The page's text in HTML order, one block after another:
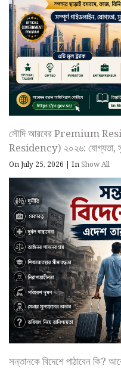
সৌদি আরবের Premium
Residency) ২০২৬: যোগ্যতা,
On July 25, 2026 | InShow All
সন্তানকে বিদেশে পাঠাবেন কি?